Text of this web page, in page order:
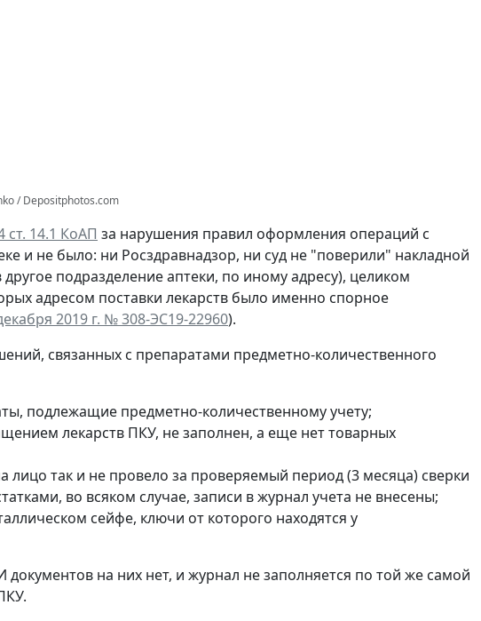
/ Depositphotos.com
ст. 14.1 КоАП за нарушения правил оформления операций с
и не было: ни Росздравнадзор, ни суд не "поверили" накладной
подразделение аптеки, по иному адресу), целиком
адресом поставки лекарств было именно спорное
2019 г. № 308-ЭС19-22960).
связанных с препаратами предметно-количественного
подлежащие предметно-количественному учету;
лекарств ПКУ, не заполнен, а еще нет товарных
лицо так и не провело за проверяемый период (3 месяца) сверки
во всяком случае, записи в журнал учета не внесены;
сейфе, ключи от которого находятся у
на них нет, и журнал не заполняется по той же самой